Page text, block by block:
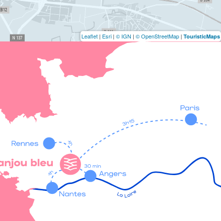
Leaflet | Esri | © IGN | © OpenStreetMap | TouristicMaps